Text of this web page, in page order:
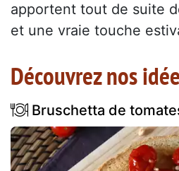
apportent tout de suite
et une vraie touche
Découvrez nos
Bruschetta de